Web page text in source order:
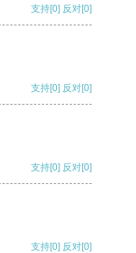
支持[0] 反对[0]
支持[0] 反对[0]
支持[0] 反对[0]
支持[0] 反对[0]